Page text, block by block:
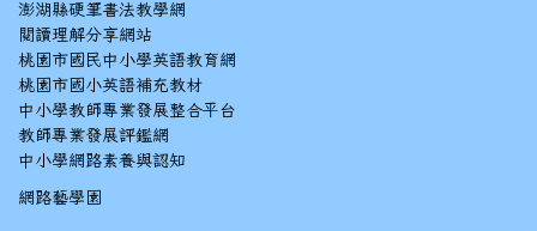
澎湖縣硬筆書法教學網
閱讀理解分享網站
桃園市國民中小學英語教育網
桃園市國小英語補充教材
中小學教師專業發展整合平台
教師專業發展評鑑網
中小學網路素養與認知
網路藝學園